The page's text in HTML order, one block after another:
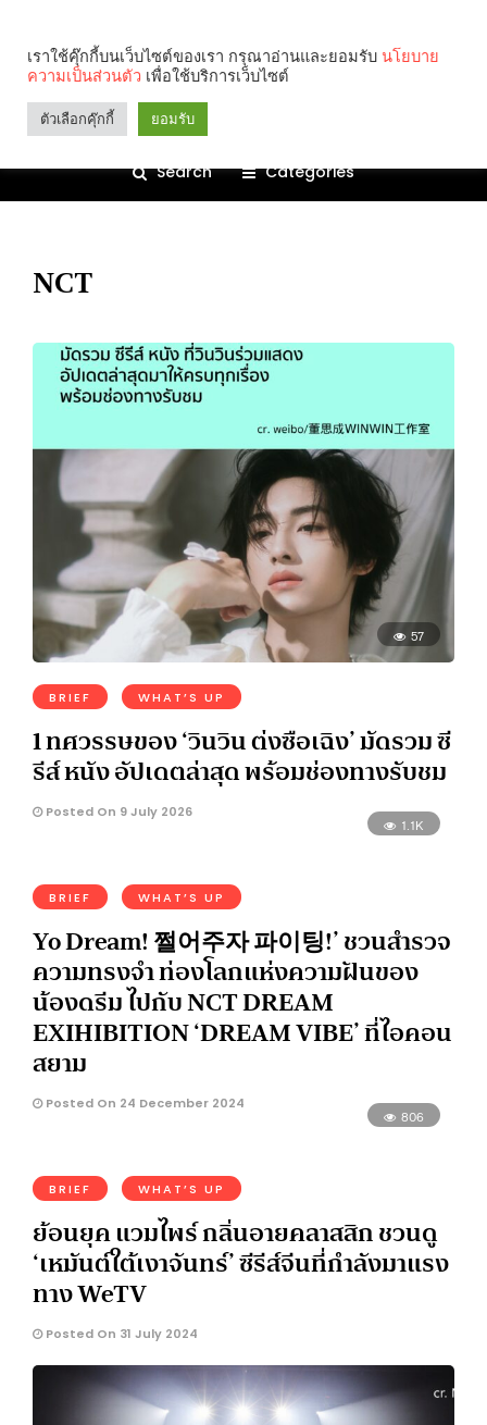
Search Categories
NCT
57
BRIEF WHAT’S UP
1 ทศวรรษของ ‘วินวิน ต่งซือเฉิง’ มัดรวม ซี
รีส์ หนัง อัปเดตล่าสุด พร้อมช่องทางรับชม
Posted On 9 July 2026
1.1K
BRIEF WHAT’S UP
Yo Dream! 쩔어주자 파이팅!’ ชวนสำรวจ
ความทรงจำ ท่องโลกแห่งความฝันของ
น้องดรีม ไปกับ NCT DREAM
EXIHIBITION ‘DREAM VIBE’ ที่ไอคอน
สยาม
Posted On 24 December 2024
806
BRIEF WHAT’S UP
ย้อนยุค แวมไพร์ กลิ่นอายคลาสสิก ชวนดู
‘เหมันต์ใต้เงาจันทร์’ ซีรีส์จีนที่กำลังมาแรง
ทาง WeTV
Posted On 31 July 2024
เราใช้คุ๊กกี้บนเว็บไซต์ของเรา กรุณาอ่านและยอมรับ นโยบาย
ความเป็นส่วนตัว เพื่อใช้บริการเว็บไซต์
ตัวเลือกคุ๊กกี้ ยอมรับ